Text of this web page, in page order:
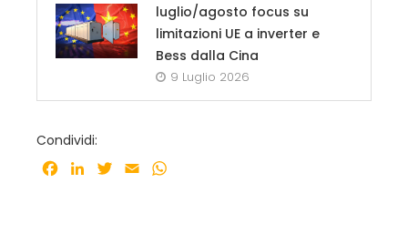
luglio/agosto focus su
limitazioni UE a inverter e
Bess dalla Cina
9 Luglio 2026
Condividi:
Facebook
LinkedInTwitter
Email